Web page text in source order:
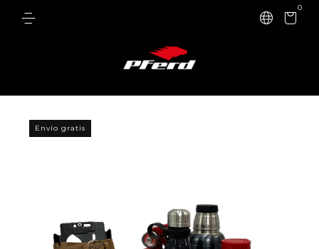
0
Envío gratis